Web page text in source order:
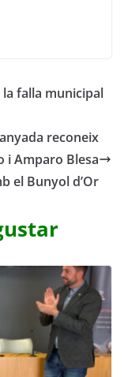
la falla municipal
reconeix
i Amparo Blesa
el Bunyol d’Or